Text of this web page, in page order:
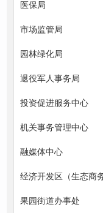
医保局
市场监管局
园林绿化局
退役军人事务局
投资促进服务中心
机关事务管理中心
融媒体中心
经济开发区（生态商
果园街道办事处